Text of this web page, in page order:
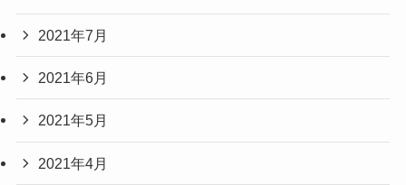
2021年7月
2021年6月
2021年5月
2021年4月